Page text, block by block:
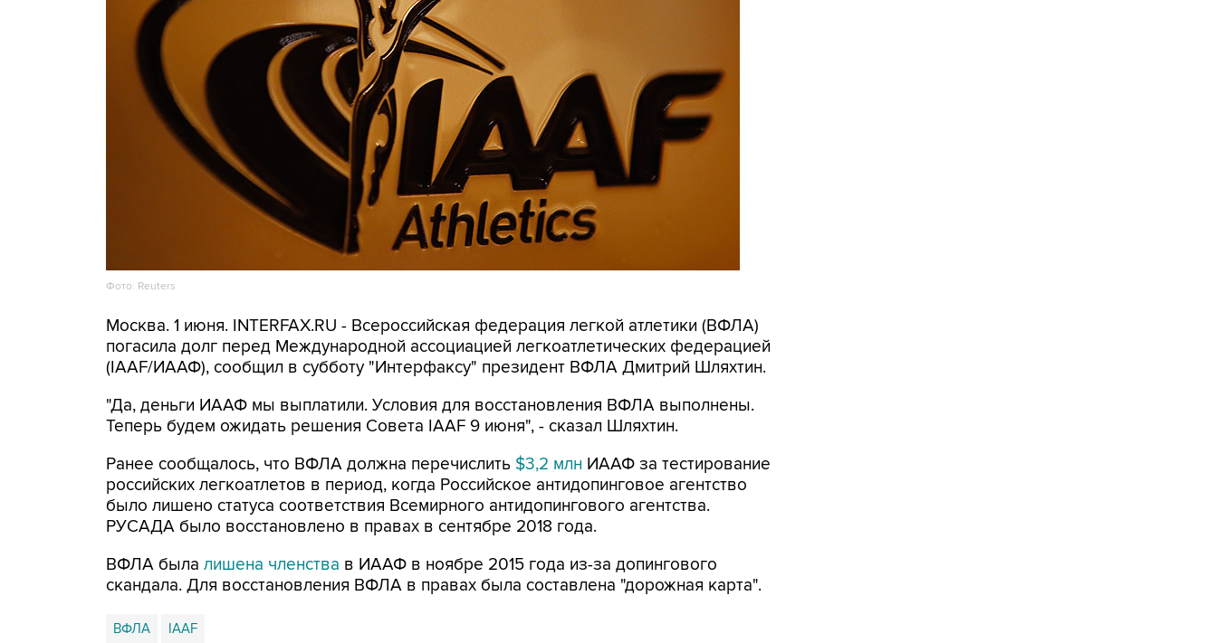
Фото: Reuters
Москва. 1 июня. INTERFAX.RU - Всероссийская федерация легкой атлетики (ВФЛА)
погасила долг перед Международной ассоциацией легкоатлетических федерацией
(IAAF/ИААФ), сообщил в субботу "Интерфаксу" президент ВФЛА Дмитрий Шляхтин.
"Да, деньги ИААФ мы выплатили. Условия для восстановления ВФЛА выполнены.
Теперь будем ожидать решения Совета IAAF 9 июня", - сказал Шляхтин.
Ранее сообщалось, что ВФЛА должна перечислить $3,2 млн ИААФ за тестирование
российских легкоатлетов в период, когда Российское антидопинговое агентство
было лишено статуса соответствия Всемирного антидопингового агентства.
РУСАДА было восстановлено в правах в сентябре 2018 года.
ВФЛА была лишена членства в ИААФ в ноябре 2015 года из-за допингового
скандала. Для восстановления ВФЛА в правах была составлена "дорожная карта".
ВФЛА IAAF